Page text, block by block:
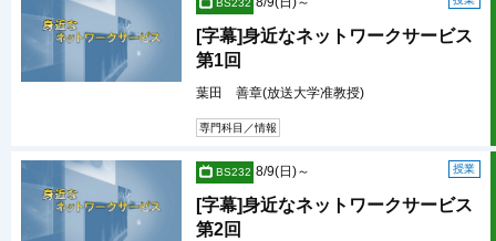
BS232
[字幕]身近なネットワークサービス
第1回
葉田 善章(放送大学准教授)
専門科目／情報
BS232 授業
8/9(日)～
[字幕]身近なネットワークサービス
第2回